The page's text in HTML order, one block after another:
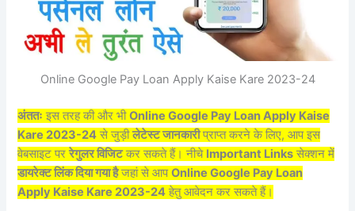
Online Google Pay Loan Apply Kaise Kare 2023-24
अंततः इस तरह की और भीOnline Google Pay Loan Apply Kaise
Kare 2023-24 से जुड़ीलेटेस्ट जानकारीप्राप्त करने के लिए, आप इस
वेबसाइट पररेगुलर विजिटकर सकते हैं। नीचे Important Links सेक्शन में
डायरेक्ट लिंक दिया गया हैजहां से आपOnline Google Pay Loan
Apply Kaise Kare 2023-24 हेतु आवेदन कर सकते हैं।